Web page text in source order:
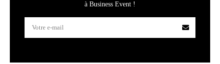
à Business Event !